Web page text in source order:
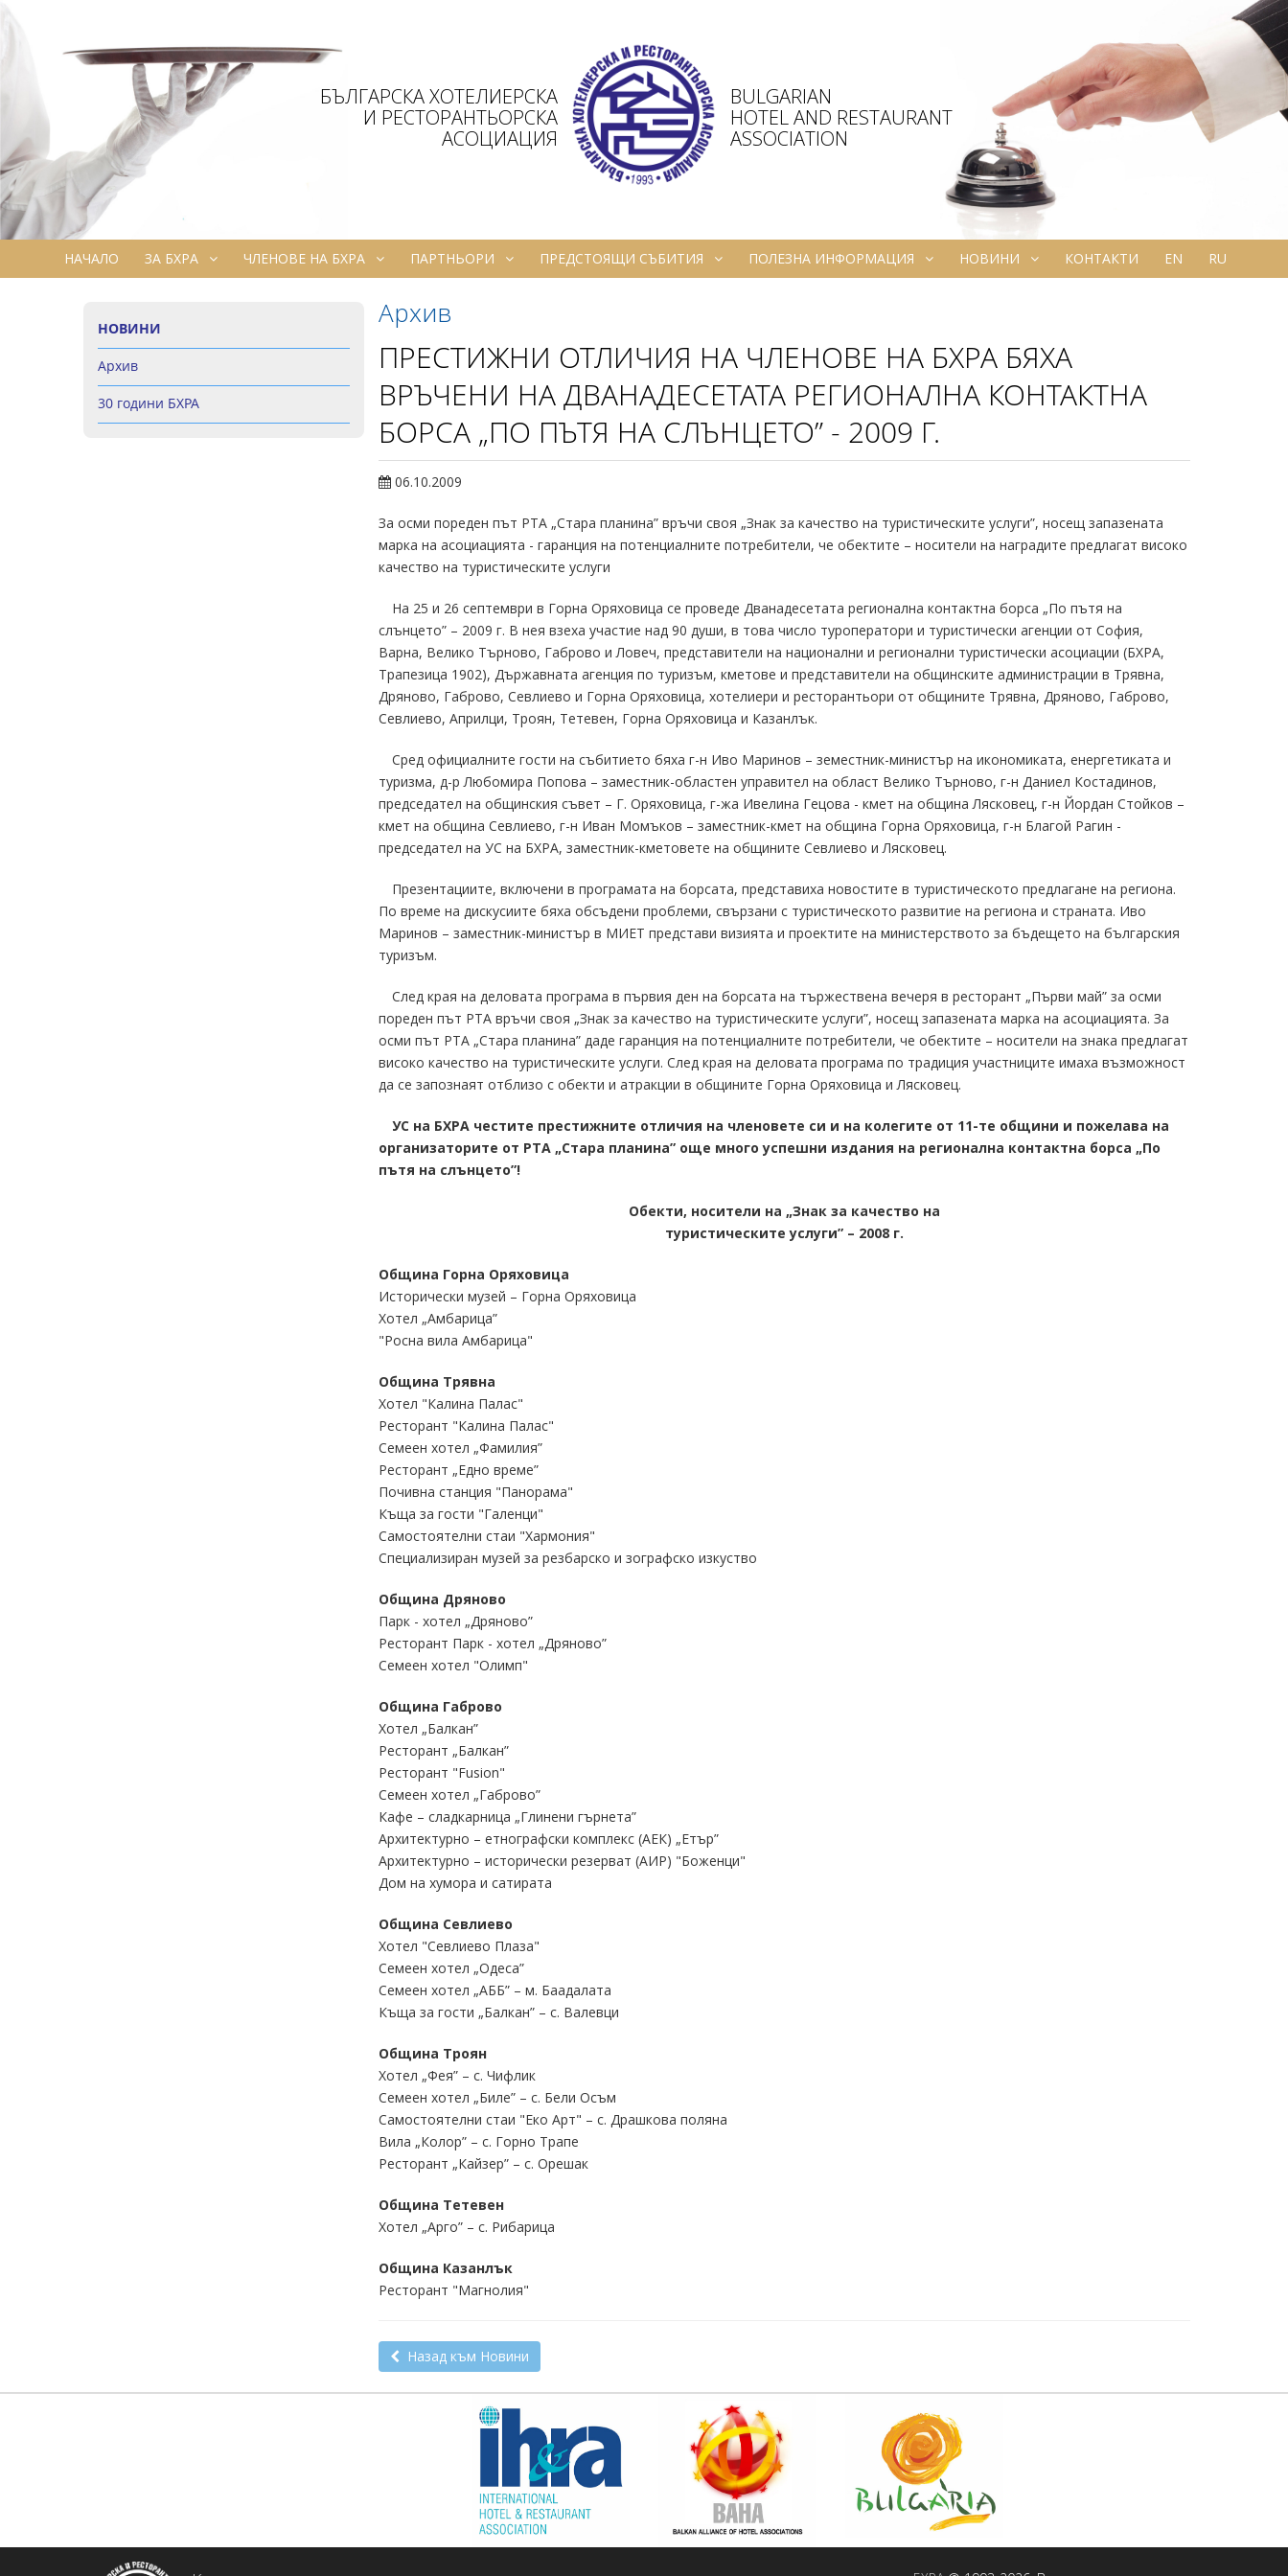
БЪЛГАРСКА ХОТЕЛИЕРСКА
И РЕСТОРАНТЬОРСКА
АСОЦИАЦИЯ
BULGARIAN
HOTEL AND RESTAURANT
ASSOCIATION
НАЧАЛО ЗА БХРА ЧЛЕНОВЕ НА БХРА ПАРТНЬОРИ ПРЕДСТОЯЩИ СЪБИТИЯ ПОЛЕЗНА ИНФОРМАЦИЯ НОВИНИ КОНТАКТИ EN RU
НОВИНИ
Архив
30 години БХРА
Архив
ПРЕСТИЖНИ ОТЛИЧИЯ НА ЧЛЕНОВЕ НА БХРА БЯХА
ВРЪЧЕНИ НА ДВАНАДЕСЕТАТА РЕГИОНАЛНА КОНТАКТНА
БОРСА „ПО ПЪТЯ НА СЛЪНЦЕТО” - 2009 Г.
06.10.2009
За осми пореден път РТА „Стара планина” връчи своя „Знак за качество на туристическите услуги”, носещ запазената
марка на асоциацията - гаранция на потенциалните потребители, че обектите – носители на наградите предлагат високо
качество на туристическите услуги
На 25 и 26 септември в Горна Оряховица се проведе Дванадесетата регионална контактна борса „По пътя на
слънцето” – 2009 г. В нея взеха участие над 90 души, в това число туроператори и туристически агенции от София,
Варна, Велико Търново, Габрово и Ловеч, представители на национални и регионални туристически асоциации (БХРА,
Трапезица 1902), Държавната агенция по туризъм, кметове и представители на общинските администрации в Трявна,
Дряново, Габрово, Севлиево и Горна Оряховица, хотелиери и ресторантьори от общините Трявна, Дряново, Габрово,
Севлиево, Априлци, Троян, Тетевен, Горна Оряховица и Казанлък.
Сред официалните гости на събитието бяха г-н Иво Маринов – земестник-министър на икономиката, енергетиката и
туризма, д-р Любомира Попова – заместник-областен управител на област Велико Търново, г-н Даниел Костадинов,
председател на общинския съвет – Г. Оряховица, г-жа Ивелина Гецова - кмет на община Лясковец, г-н Йордан Стойков –
кмет на община Севлиево, г-н Иван Момъков – заместник-кмет на община Горна Оряховица, г-н Благой Рагин -
председател на УС на БХРА, заместник-кметовете на общините Севлиево и Лясковец.
Презентациите, включени в програмата на борсата, представиха новостите в туристическото предлагане на региона.
По време на дискусиите бяха обсъдени проблеми, свързани с туристическото развитие на региона и страната. Иво
Маринов – заместник-министър в МИЕТ представи визията и проектите на министерството за бъдещето на българския
туризъм.
След края на деловата програма в първия ден на борсата на тържествена вечеря в ресторант „Първи май” за осми
пореден път РТА връчи своя „Знак за качество на туристическите услуги”, носещ запазената марка на асоциацията. За
осми път РТА „Стара планина” даде гаранция на потенциалните потребители, че обектите – носители на знака предлагат
високо качество на туристическите услуги. След края на деловата програма по традиция участниците имаха възможност
да се запознаят отблизо с обекти и атракции в общините Горна Оряховица и Лясковец.
УС на БХРА честите престижните отличия на членовете си и на колегите от 11-те общини и пожелава на
организаторите от РТА „Стара планина” още много успешни издания на регионална контактна борса „По
пътя на слънцето”!
Обекти, носители на „Знак за качество на
туристическите услуги” – 2008 г.
Община Горна Оряховица
Исторически музей – Горна Оряховица
Хотел „Амбарица”
"Росна вила Амбарица"
Община Трявна
Хотел "Калина Палас"
Ресторант "Калина Палас"
Семеен хотел „Фамилия”
Ресторант „Едно време”
Почивна станция "Панорама"
Къща за гости "Галенци"
Самостоятелни стаи "Хармония"
Специализиран музей за резбарско и зографско изкуство
Община Дряново
Парк - хотел „Дряново”
Ресторант Парк - хотел „Дряново”
Семеен хотел "Олимп"
Община Габрово
Хотел „Балкан”
Ресторант „Балкан”
Ресторант "Fusion"
Семеен хотел „Габрово”
Кафе – сладкарница „Глинени гърнета”
Архитектурно – етнографски комплекс (АЕК) „Етър”
Архитектурно – исторически резерват (АИР) "Боженци"
Дом на хумора и сатирата
Община Севлиево
Хотел "Севлиево Плаза"
Семеен хотел „Одеса”
Семеен хотел „АББ” – м. Баадалата
Къща за гости „Балкан” – с. Валевци
Община Троян
Хотел „Фея” – с. Чифлик
Семеен хотел „Биле” – с. Бели Осъм
Самостоятелни стаи "Еко Арт" – с. Драшкова поляна
Вила „Колор” – с. Горно Трапе
Ресторант „Кайзер” – с. Орешак
Община Тетевен
Хотел „Арго” – с. Рибарица
Община Казанлък
Ресторант "Магнолия"
Назад към Новини